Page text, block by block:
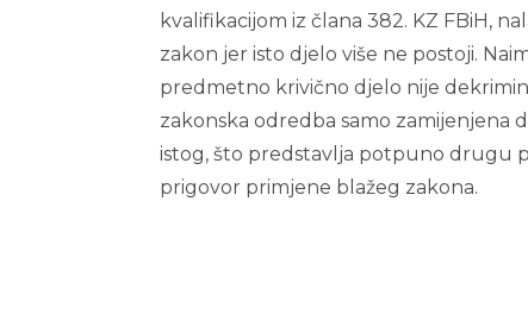
kvalifikacijom iz člana 382. KZ FBiH,
zakon jer isto djelo više ne postoji.
predmetno krivično djelo nije
zakonska odredba samo
istog, što predstavlja potpuno drugu
prigovor primjene blažeg zakona.